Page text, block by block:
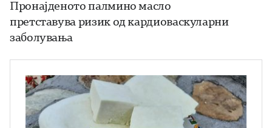
Пронајденото палмино масло
претставува ризик од кардиоваскуларни
заболувања